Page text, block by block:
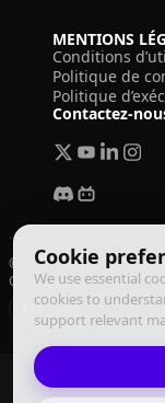
Cookie
We use essential
cookies to
support relevant
MENTIONS
Conditions
Politique de
Politique
Contactez-
© 2026 Deemos
Conditions d'utilisation
Français